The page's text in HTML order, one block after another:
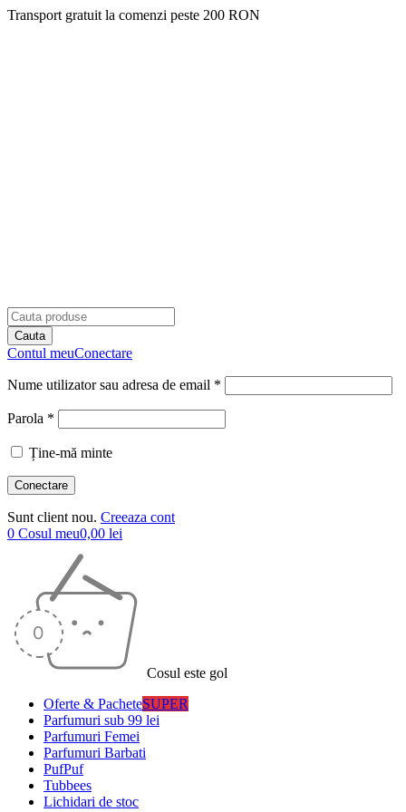
Transport gratuit la comenzi peste 200 RON
Contul meuConectare
Nume utilizator sau adresa de email *
Parola *
Ține-mă minte
Sunt client nou. Creeaza cont
0 Cosul meu0,00 lei
Cosul este gol
Oferte & PacheteSUPER
Parfumuri sub 99 lei
Parfumuri Femei
Parfumuri Barbati
PufPuf
Tubbees
Lichidari de stoc